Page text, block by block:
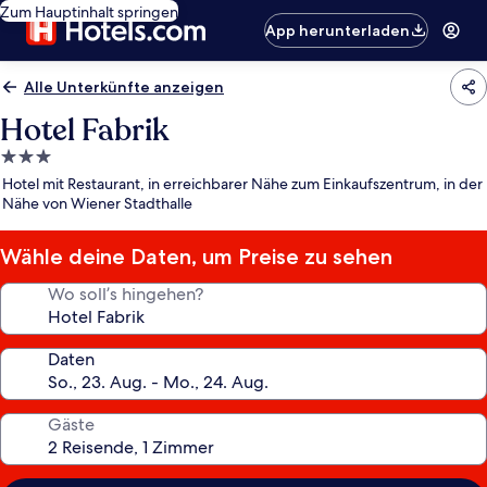
Zum Hauptinhalt springen
App herunterladen
Alle Unterkünfte anzeigen
Hotel Fabrik
3.0-
Sterne-
Unterkunft
Hotel mit Restaurant, in erreichbarer Nähe zum Einkaufszentrum, in der
Nähe von Wiener Stadthalle
Wähle deine Daten, um Preise zu sehen
Wo soll’s hingehen?
Daten
Gäste